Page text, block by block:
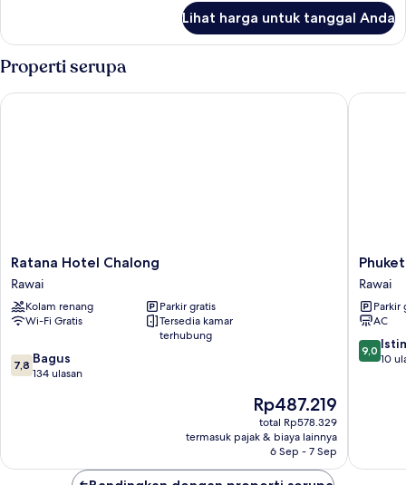
pemandangan
kebun
Tenda
Superior,
kamar
mandi
pribadi,
Lihat harga untuk tanggal Anda
Properti serupa
Ratana
Hotel
Chalong
Rawai
Ratana Hotel Chalong
Rawai
Kolam renang
Parkir gratis
Wi-Fi Gratis
Tersedia kamar
terhubung
7.8
dari
7,8 Bagus
134 ulasan
Harga
sekarang
Rp487.219
Rp487.219
total Rp578.329
termasuk pajak & biaya lainnya
6 Sep - 7 Sep
Ratana Hotel Chalong
Phuket
Muay
Thai
Hotel
Rawai
Beach
Rawai
Rawai
Parkir
AC
9.0
dari
9,0
10
Phuket